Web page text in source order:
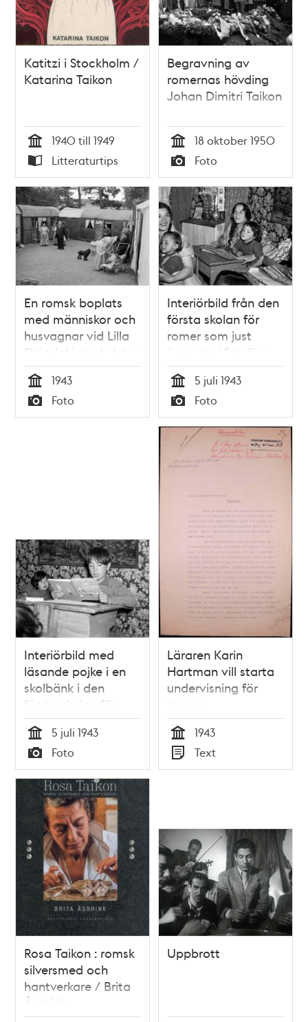
Katitzi i Stockholm /
Katarina Taikon
Tid
1940 till 1949
Typ
Litteraturtips
Begravning av
romernas hövding
Johan Dimitri Taikon
Tid
18 oktober 1950
Typ
Foto
En romsk boplats
med människor och
husvagnar vid Lilla
Sköndal i stadsdelen
Gubbängen
Tid
1943
Typ
Foto
Interiörbild från den
första skolan för
romer som just
öppnats i familjen
Taikons tält vid
romernas läger vid
Lilla Sköndal i
Gubbängen. Till
höger eleven
Singoalla Taikon
med sin son i knät.
Tid
5 juli 1943
Typ
Foto
Interiörbild med
läsande pojke i en
skolbänk i den
första skolan för
romer som just
öppnats i familjen
Taikons tält vid
romernas läger vid
Lilla Sköndal i
Gubbängen.
Tid
5 juli 1943
Typ
Foto
Läraren Karin
Hartman vill starta
undervisning för
Tid
1943
Typ
Text
Rosa Taikon : romsk
silversmed och
hantverkare / Brita
Åsbrink
Uppbrott